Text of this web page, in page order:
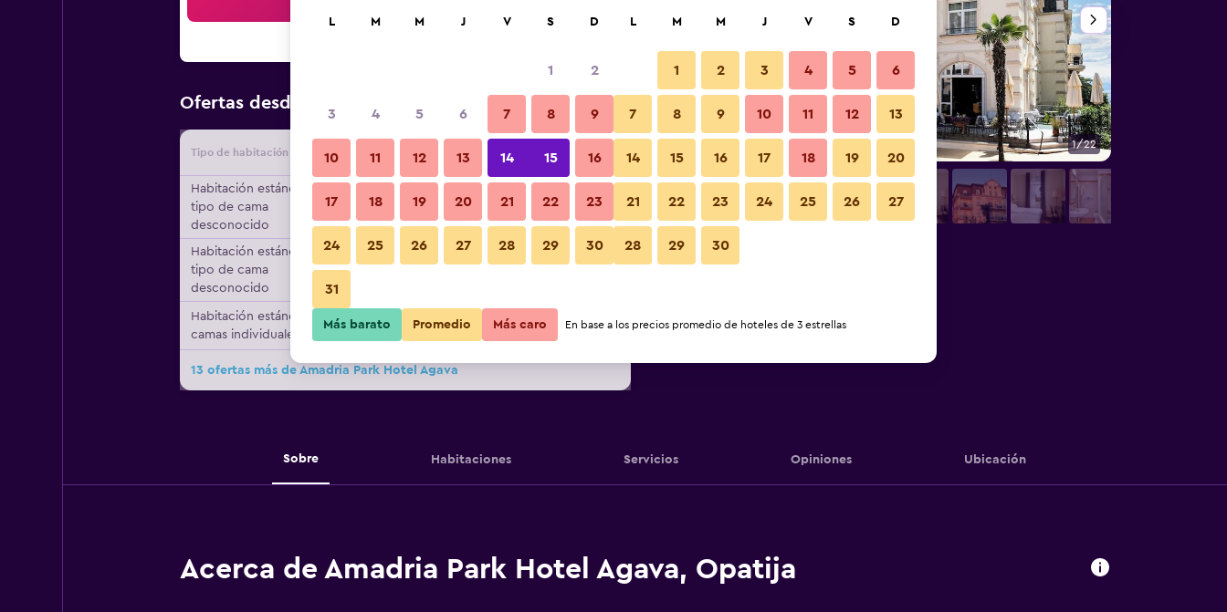
Ofertas desde Oferta más barata de precio por noche
Tipo de habitación Proveedor Total noche
Habitación estándar,
tipo de cama
desconocido
$150 Ver oferta
Habitación estándar,
tipo de cama
desconocido
Habitación estándar, 2
camas individuales
$168 Ver oferta
13 ofertas más de Amadria Park Hotel Agava
Edificio 1/22
Fotos
Sobre Habitaciones Servicios Opiniones Ubicación
Acerca de Amadria Park Hotel Agava, Opatija
L M M J V S D
1 2
3 4 5 6 7 8 9
10 11 12 13 14 15 16
17 18 19 20 21 22 23
24 25 26 27 28 29 30
31
L M M J V S D
1 2 3 4 5 6
7 8 9 10 11 12 13
14 15 16 17 18 19 20
21 22 23 24 25 26 27
28 29 30
Más barato Promedio Más caro En base a los precios promedio de hoteles de 3 estrellas